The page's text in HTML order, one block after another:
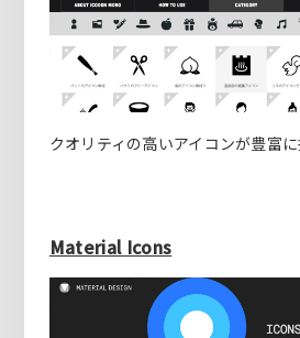
クオリティの高いアイコンが豊富
Material Icons